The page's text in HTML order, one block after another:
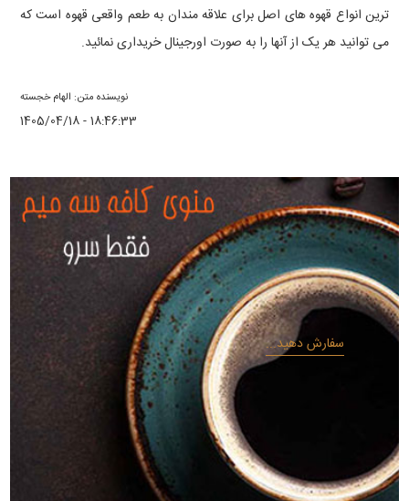
ترین انواع قهوه های اصل برای علاقه‌ مندان به طعم واقعی قهوه است که
می توانید هر یک از آنها را به صورت اورجینال خریداری نمائید.
نویسنده متن: الهام خجسته
1405/04/18 - 18:46:33
سفارش دهید...